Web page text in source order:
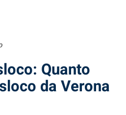
Quanto
da Verona